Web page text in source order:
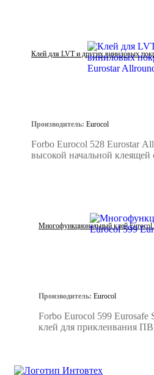
Клей для LVT и других виниловых
Производитель: Eurocol
Forbo Eurocol 528 Eurostar
высокой начальной клеящей
Многофункциональный клей Eurocol
Производитель: Eurocol
Forbo Eurocol 599
клей для приклеивания